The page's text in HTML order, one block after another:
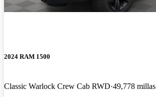
2024 RAM 1500
Classic Warlock Crew Cab RWD 49,778 millas